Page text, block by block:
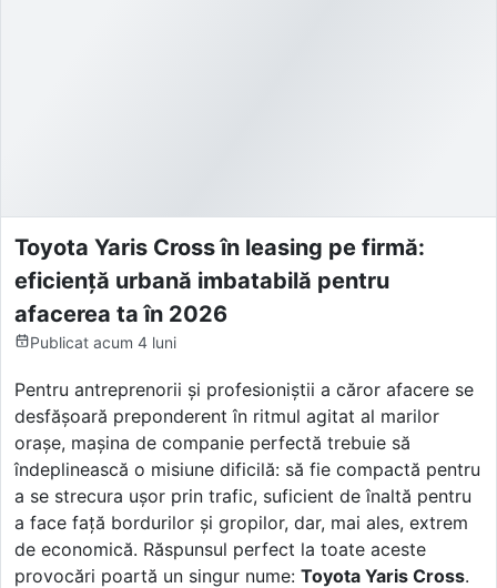
Toyota Yaris Cross în leasing pe firmă:
eficiență urbană imbatabilă pentru
afacerea ta în 2026
Publicat acum 4 luni
Pentru antreprenorii și profesioniștii a căror afacere se
desfășoară preponderent în ritmul agitat al marilor
orașe, mașina de companie perfectă trebuie să
îndeplinească o misiune dificilă: să fie compactă pentru
a se strecura ușor prin trafic, suficient de înaltă pentru
a face față bordurilor și gropilor, dar, mai ales, extrem
de economică. Răspunsul perfect la toate aceste
provocări poartă un singur nume: Toyota Yaris Cross.